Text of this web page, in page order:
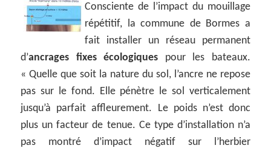
Consciente de l’impact du mouillage
répétitif, la commune de Bormes a
fait installer un réseau permanent
d’ancrages fixes écologiques pour les bateaux.
« Quelle que soit la nature du sol, l’ancre ne repose
pas sur le fond. Elle pénètre le sol verticalement
jusqu’à parfait affleurement. Le poids n’est donc
plus un facteur de tenue. Ce type d’installation n’a
pas montré d’impact négatif sur l’herbier